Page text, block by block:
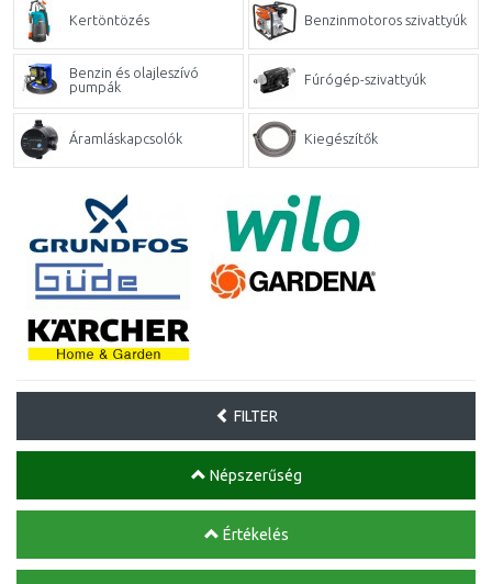
Kertöntözés Benzinmotoros szivattyúk
Benzin és olajleszívó
pumpák
Fúrógép-szivattyúk
Áramláskapcsolók Kiegészítők
FILTER
Népszerűség
Értékelés